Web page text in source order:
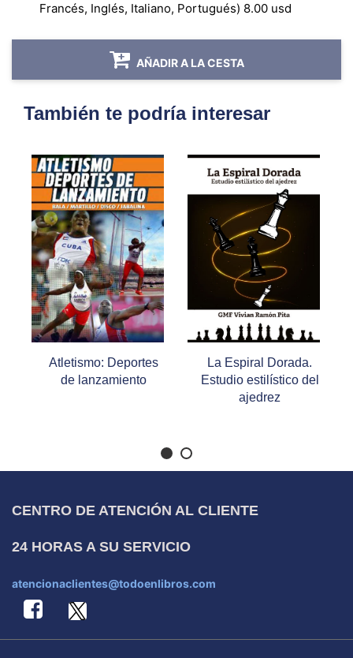
Francés, Inglés, Italiano, Portugués) 8.00 usd
AÑADIR A LA CESTA
También te podría interesar
Atletismo: Deportes
de lanzamiento
La Espiral Dorada.
Estudio estilístico del
ajedrez
CENTRO DE ATENCIÓN AL CLIENTE
24 HORAS A SU SERVICIO
atencionaclientes@todoenlibros.com